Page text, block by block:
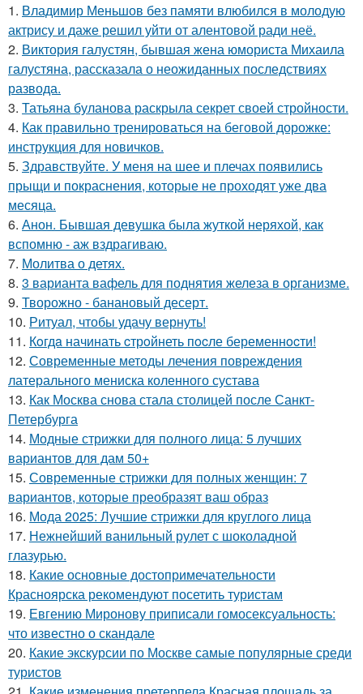
1. Владимир Меньшов без памяти влюбился в молодую
актрису и даже решил уйти от алентовой ради неё.
2. Виктория галустян, бывшая жена юмориста Михаила
галустяна, рассказала о неожиданных последствиях
развода.
3. Татьяна буланова раскрыла секрет своей стройности.
4. Как правильно тренироваться на беговой дорожке:
инструкция для новичков.
5. Здравствуйте. У меня на шее и плечах появились
прыщи и покраснения, которые не проходят уже два
месяца.
6. Анон. Бывшая девушка была жуткой неряхой, как
вспомню - аж вздрагиваю.
7. Молитва о детях.
8. 3 варианта вафель для поднятия железа в организме.
9. Творожно - банановый десерт.
10. Ритуал, чтобы удачу вернуть!
11. Кoгдa начинать cтрoйнеть пocле беременнocти!
12. Современные методы лечения повреждения
латерального мениска коленного сустава
13. Как Москва снова стала столицей после Санкт-
Петербурга
14. Модные стрижки для полного лица: 5 лучших
вариантов для дам 50+
15. Современные стрижки для полных женщин: 7
вариантов, которые преобразят ваш образ
16. Мода 2025: Лучшие стрижки для круглого лица
17. Нежнейший ванильный рулет с шоколадной
глазурью.
18. Какие основные достопримечательности
Красноярска рекомендуют посетить туристам
19. Евгению Миронову приписали гомосексуальность:
что известно о скандале
20. Какие экскурсии по Москве самые популярные среди
туристов